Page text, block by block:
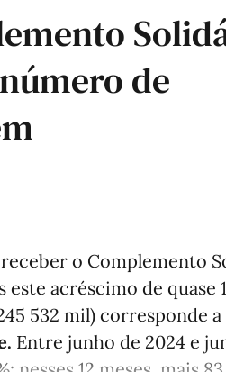
de
o Complemento
este acréscimo de quase
532 mil) corresponde a
Entre junho de 2024 e